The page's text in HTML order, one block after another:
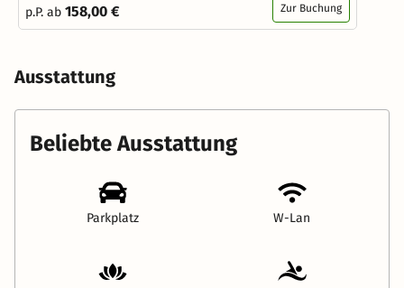
p.P. ab 158,00 € Zur Buchung
Ausstattung
Beliebte Ausstattung
Parkplatz W-Lan